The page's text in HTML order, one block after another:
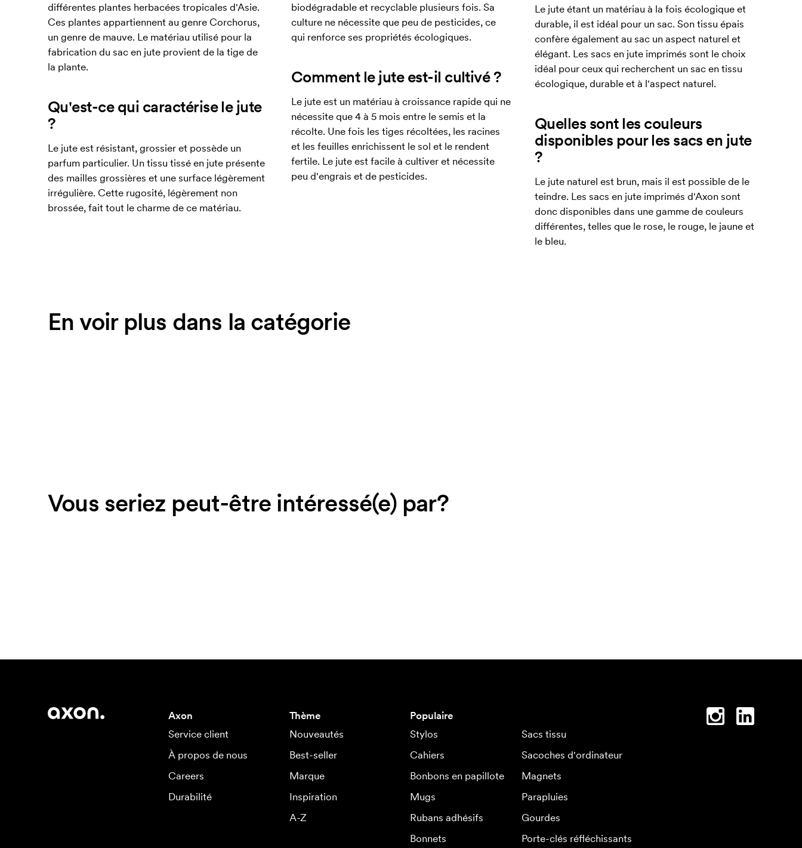
différentes plantes herbacées tropicales d'Asie.
Ces plantes appartiennent au genre Corchorus,
un genre de mauve. Le matériau utilisé pour la
fabrication du sac en jute provient de la tige de
la plante.
Qu'est-ce qui caractérise le jute
?
Le jute est résistant, grossier et possède un
parfum particulier. Un tissu tissé en jute présente
des mailles grossières et une surface légèrement
irrégulière. Cette rugosité, légèrement non
brossée, fait tout le charme de ce matériau.
biodégradable et recyclable plusieurs fois. Sa
culture ne nécessite que peu de pesticides, ce
qui renforce ses propriétés écologiques.
Comment le jute est-il cultivé ?
Le jute est un matériau à croissance rapide qui ne
nécessite que 4 à 5 mois entre le semis et la
récolte. Une fois les tiges récoltées, les racines
et les feuilles enrichissent le sol et le rendent
fertile. Le jute est facile à cultiver et nécessite
peu d'engrais et de pesticides.
Le jute étant un matériau à la fois écologique et
durable, il est idéal pour un sac. Son tissu épais
confère également au sac un aspect naturel et
élégant. Les sacs en jute imprimés sont le choix
idéal pour ceux qui recherchent un sac en tissu
écologique, durable et à l'aspect naturel.
Quelles sont les couleurs
disponibles pour les sacs en jute
?
Le jute naturel est brun, mais il est possible de le
teindre. Les sacs en jute imprimés d'Axon sont
donc disponibles dans une gamme de couleurs
différentes, telles que le rose, le rouge, le jaune et
le bleu.
En voir plus dans la catégorie
Vous seriez peut-être intéressé(e) par?
Axon
Service client
À propos de nous
Careers
Durabilité
Thème
Nouveautés
Best-seller
Marque
Inspiration
A-Z
Populaire
Stylos
Sacs tissu
Cahiers
Sacoches d'ordinateur
Bonbons en papillote
Magnets
Mugs
Parapluies
Rubans adhésifs
Gourdes
Bonnets
Porte-clés réfléchissants